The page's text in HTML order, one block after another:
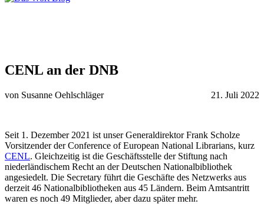
CENL an der DNB
21. Juli 2022
von Susanne Oehlschläger
Seit 1. Dezember 2021 ist unser Generaldirektor Frank Scholze
Vorsitzender der Conference of European National Librarians, kurz
CENL. Gleichzeitig ist die Geschäftsstelle der Stiftung nach
niederländischem Recht an der Deutschen Nationalbibliothek
angesiedelt. Die Secretary führt die Geschäfte des Netzwerks aus
derzeit 46 Nationalbibliotheken aus 45 Ländern. Beim Amtsantritt
waren es noch 49 Mitglieder, aber dazu später mehr.